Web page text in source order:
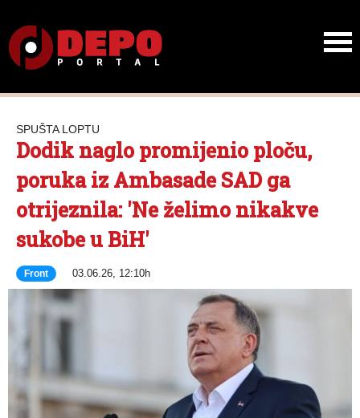
SPUŠTA LOPTU
Dodik naglo promijenio ploču,
poruka iz Ambasade SAD ga
otrijeznila: 'Ne želimo nikakve
sukobe u BiH'
Front 03.06.26, 12:10h